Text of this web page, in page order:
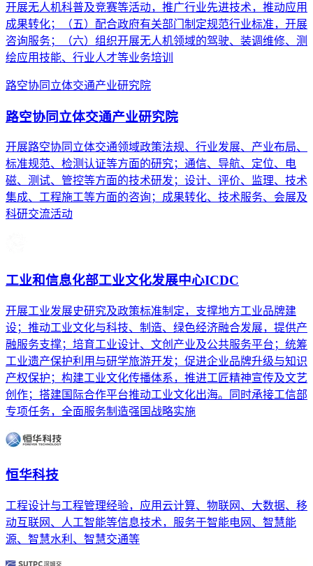
开展无人机科普及竞赛等活动，推广行业先进技术，推动应用
成果转化；（五）配合政府有关部门制定规范行业标准，开展
咨询服务；（六）组织开展无人机领域的驾驶、装调维修、测
绘应用技能、行业人才等业务培训
路空协同立体交通产业研究院
路空协同立体交通产业研究院
开展路空协同立体交通领域政策法规、行业发展、产业布局、
标准规范、检测认证等方面的研究；通信、导航、定位、电
磁、测试、管控等方面的技术研发；设计、评价、监理、技术
集成、工程施工等方面的咨询；成果转化、技术服务、会展及
科研交流活动
工业和信息化部工业文化发展中心ICDC
开展工业发展史研究及政策标准制定，支撑地方工业品牌建
设；推动工业文化与科技、制造、绿色经济融合发展，提供产
融服务支撑；培育工业设计、文创产业及公共服务平台；统筹
工业遗产保护利用与研学旅游开发；促进企业品牌升级与知识
产权保护；构建工业文化传播体系，推进工匠精神宣传及文艺
创作；搭建国际合作平台推动工业文化出海。同时承接工信部
专项任务，全面服务制造强国战略实施
恒华科技
工程设计与工程管理经验，应用云计算、物联网、大数据、移
动互联网、人工智能等信息技术，服务于智能电网、智慧能
源、智慧水利、智慧交通等